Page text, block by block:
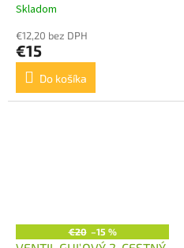
Skladom
€12,20 bez DPH
€15
Do košíka
€20 –15 %